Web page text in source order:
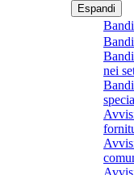
Espandi
nei